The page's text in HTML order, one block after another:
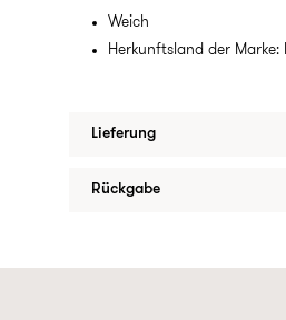
Weich
Herkunftsland der Marke:
Lieferung
Rückgabe